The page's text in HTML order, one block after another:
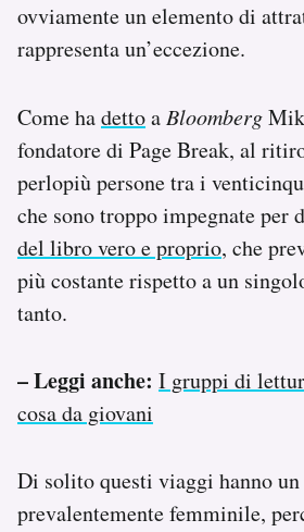
ovviamente un elemento di
rappresenta un’eccezione.
Come hadettoa Bloomberg
fondatore di Page Break, al
perlopiù persone tra i
che sono troppo impegnate per
del libro vero e proprio, che
più costante rispetto a un
tanto.
– Leggi anche: I gruppi di
cosa da giovani
Di solito questi viaggi hanno
prevalentemente femminile,